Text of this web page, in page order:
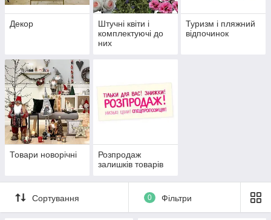
Декор
Штучні квіти і
комплектуючі до
них
Туризм і пляжний
відпочинок
Товари новорічні
Розпродаж
залишків товарів
Сортування 0 Фільтри